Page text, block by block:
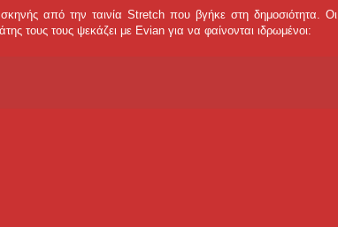
σκηνής από την ταινία Stretch που βγήκε στη δημοσιότητα. Οι
τους τους ψεκάζει με Evian για να φαίνονται ιδρωμένοι: